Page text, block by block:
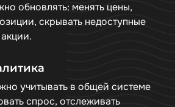
обновлять: менять цены,
скрывать недоступные
учитывать в общей системе
спрос, отслеживать